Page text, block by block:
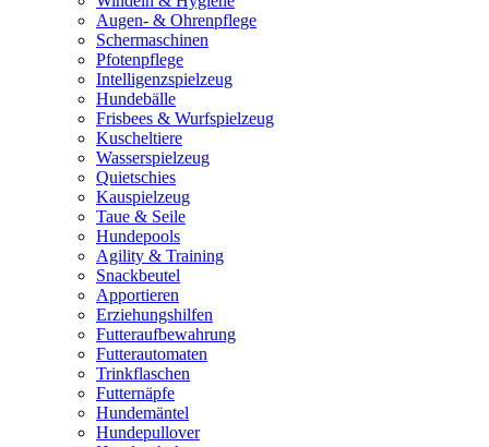
Augen- & Ohrenpflege
Schermaschinen
Pfotenpflege
Intelligenzspielzeug
Hundebälle
Frisbees & Wurfspielzeug
Kuscheltiere
Wasserspielzeug
Quietschies
Kauspielzeug
Taue & Seile
Hundepools
Agility & Training
Snackbeutel
Apportieren
Erziehungshilfen
Futteraufbewahrung
Futterautomaten
Trinkflaschen
Futternäpfe
Hundemäntel
Hundepullover